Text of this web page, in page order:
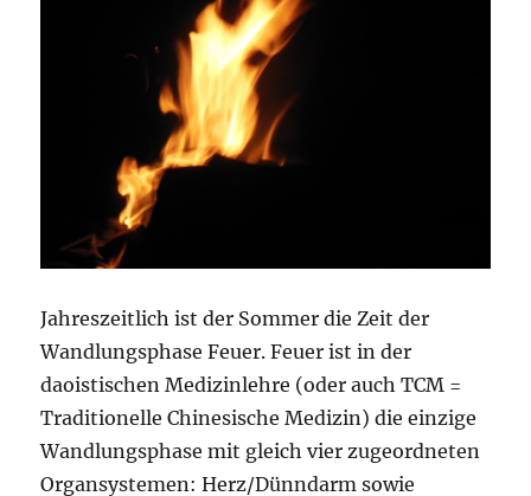
Jahreszeitlich ist der Sommer die Zeit der
Wandlungsphase Feuer. Feuer ist in der
daoistischen Medizinlehre (oder auch TCM =
Traditionelle Chinesische Medizin) die einzige
Wandlungsphase mit gleich vier zugeordneten
Organsystemen: Herz/Dünndarm sowie